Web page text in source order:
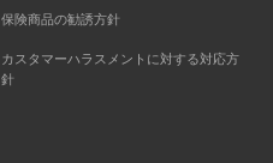
保険商品の勧誘方針
カスタマーハラスメントに対する対応方
針